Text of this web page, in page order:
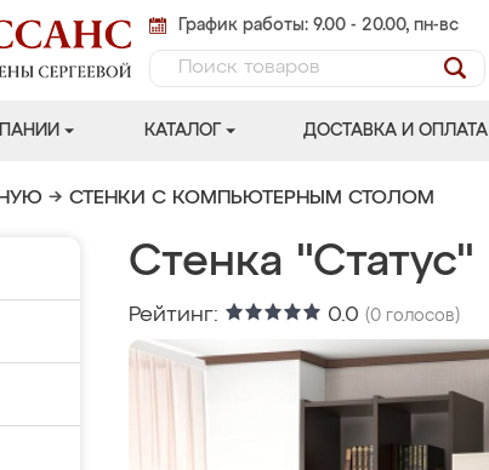
График работы: 9.00 - 20.00, пн-вс
КАТАЛОГ ДОСТАВКА И ОПЛАТА
→ СТЕНКИ С КОМПЬЮТЕРНЫМ СТОЛОМ
Стенка "Статус"
Рейтинг: 0.0 (0 голосов)